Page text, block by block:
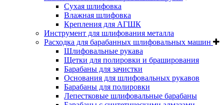
Cухая шлифовка
Влажная шлифовка
Крепления для АГШК
Инструмент для шлифования металла
Расходка для барабанных шлифовальных машин
Шлифовальные рукава
Щетки для полировки и браширования
Барабаны для зачистки
Основания для шлифовальных рукавов
Барабаны для полировки
Лепестковые шлифовальные барабаны